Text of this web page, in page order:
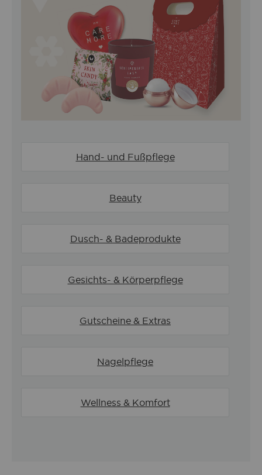
Hand- und Fußpflege
Beauty
Dusch- & Badeprodukte
Gesichts- & Körperpflege
Gutscheine & Extras
Nagelpflege
Wellness & Komfort